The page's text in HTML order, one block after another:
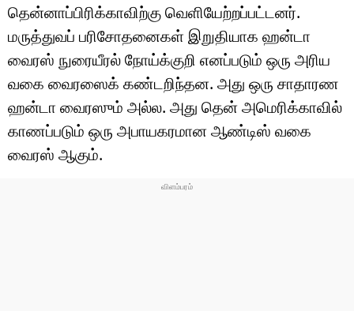
தென்னாப்பிரிக்காவிற்கு வெளியேற்றப்பட்டனர்.
மருத்துவப் பரிசோதனைகள் இறுதியாக ஹன்டா
வைரஸ் நுரையீரல் நோய்க்குறி எனப்படும் ஒரு அரிய
வகை வைரஸைக் கண்டறிந்தன. அது ஒரு சாதாரண
ஹன்டா வைரஸும் அல்ல. அது தென் அமெரிக்காவில்
காணப்படும் ஒரு அபாயகரமான ஆண்டிஸ் வகை
வைரஸ் ஆகும்.